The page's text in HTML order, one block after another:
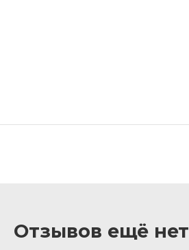
Отзывов ещё нет